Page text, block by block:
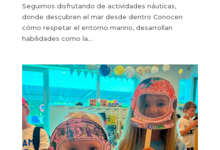
Seguimos disfrutando de actividades náuticas,
donde descubren el mar desde dentro Conocen
cómo respetar el entorno marino, desarrollan
habilidades como la...